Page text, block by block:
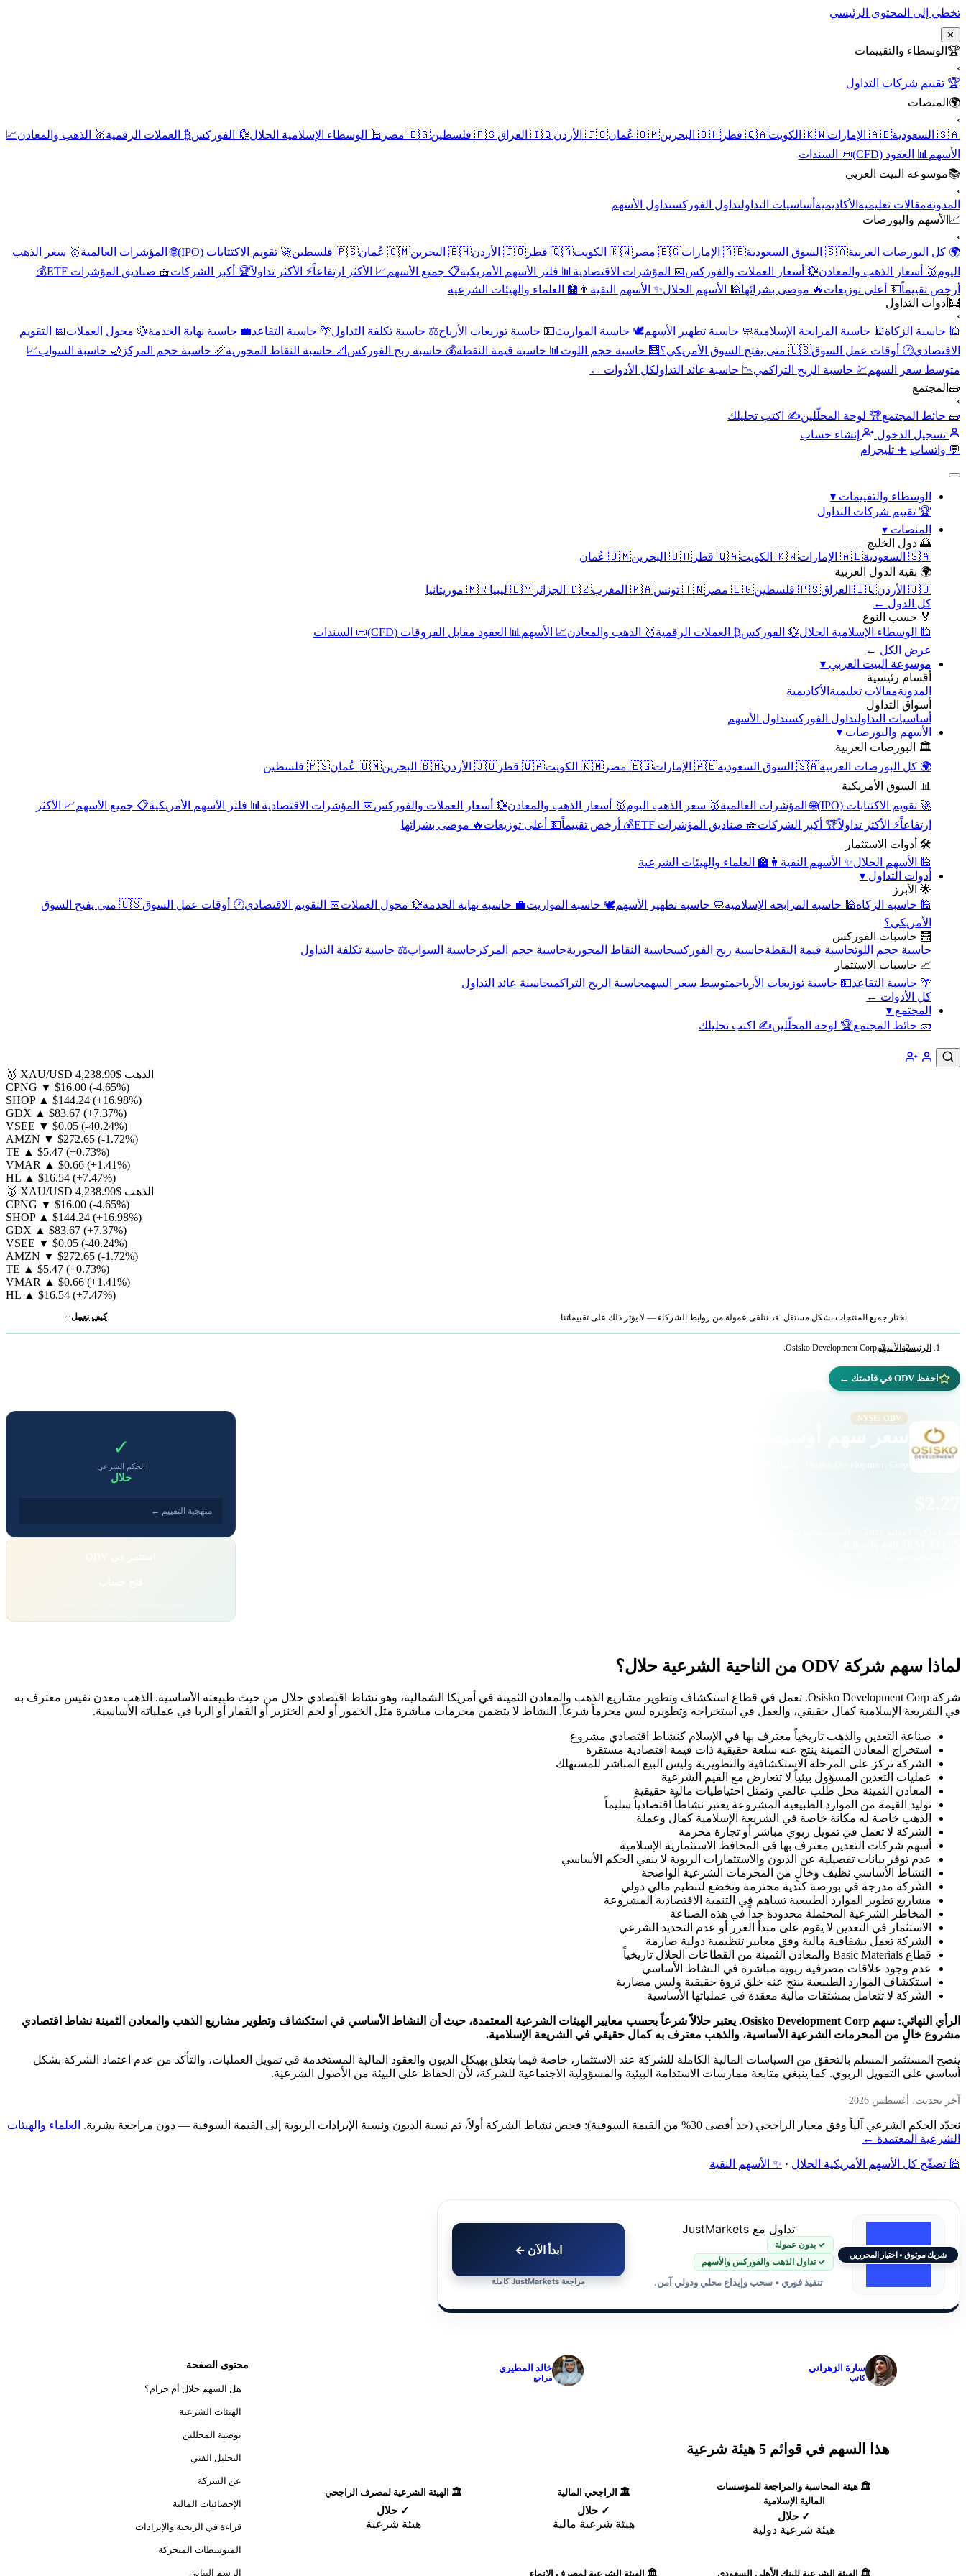
تخطي إلى المحتوى الرئيسي
✕
🏆 الوسطاء والتقييمات
›
🏆 تقييم شركات التداول
🌍 المنصات
›
🇸🇦 السعودية
🇦🇪 الإمارات 🇰🇼 الكويت 🇶🇦 قطر 🇧🇭 البحرين 🇴🇲 عُمان 🇯🇴 الأردن 🇮🇶 العراق 🇵🇸 فلسطين 🇪🇬 مصر 🕌 الوسطاء الإسلامية الحلال💱 الفوركس₿ العملات الرقمية🥇 الذهب والمعادن📈
الأسهم 📊 العقود (CFD)
📜 السندات
📚موسوعة البيت العربي
›
المدونةمقالات تعليمية الأكاديمية أساسيات التداولتداول الفوركستداول الأسهم
📈 الأسهم والبورصات
›
🌍 كل البورصات العربية🇸🇦 السوق السعودية 🇦🇪 الإمارات 🇪🇬 مصر 🇰🇼 الكويت 🇶🇦 قطر 🇯🇴 الأردن 🇧🇭 البحرين 🇴🇲 عُمان 🇵🇸 فلسطين 🚀 تقويم الاكتتابات (IPO) 🌐 المؤشرات العالمية🥇 سعر الذهب
اليوم🥇 أسعار الذهب والمعادن💱 أسعار العملات والفوركس📅 المؤشرات الاقتصادية 📊 فلتر الأسهم الأمريكية📋 جميع الأسهم📈 الأكثر ارتفاعاً⚡ الأكثر تداولاً🏆 أكبر الشركات🧺 صناديق المؤشرات ETF
💰
أرخص تقييماً💵 أعلى توزيعات 🔥 موصى بشرائها🕌 الأسهم الحلال✨ الأسهم النقية 👨‍🏫 العلماء والهيئات الشرعية
🧮 أدوات التداول
›
🕌 حاسبة الزكاة🕌 حاسبة المرابحة الإسلامية🧼 حاسبة تطهير الأسهم🕊️ حاسبة المواريث💵 حاسبة توزيعات الأرباح⚖️ حاسبة تكلفة التداول🌴 حاسبة التقاعد💼 حاسبة نهاية الخدمة💱 محول العملات📅 التقويم
الاقتصادي🕐 أوقات عمل السوق🇺🇸 متى يفتح السوق الأمريكي؟ 🧮 حاسبة حجم اللوت 📊 حاسبة قيمة النقطة💰 حاسبة ربح الفوركس 📐 حاسبة النقاط المحورية📏 حاسبة حجم المركز 🌙 حاسبة السواب📈
متوسط سعر السهم💹 حاسبة الربح التراكمي📉 حاسبة عائد التداولكل الأدوات ←
🧱 المجتمع
›
🧱 حائط المجتمع🏆 لوحة المحلّلين✍️ اكتب تحليلك
تسجيل الدخول
إنشاء حساب
💬 واتساب ✈️ تليجرام
الوسطاء والتقييمات ▾
🏆 تقييم شركات التداول
المنصات ▾
🌅 دول الخليج
🇸🇦 السعودية
🇦🇪 الإمارات 🇰🇼 الكويت 🇶🇦 قطر 🇧🇭 البحرين
🇴🇲 عُمان
🌍 بقية الدول العربية
🇯🇴 الأردن
🇮🇶 العراق 🇵🇸 فلسطين 🇪🇬 مصر 🇹🇳 تونس 🇲🇦 المغرب 🇩🇿 الجزائر 🇱🇾 ليبيا
🇲🇷 موريتانيا
كل الدول ←
🏅 حسب النوع
🕌 الوسطاء الإسلامية الحلال💱 الفوركس₿ العملات الرقمية🥇 الذهب والمعادن📈 الأسهم 📊 العقود مقابل الفروقات (CFD)
📜 السندات
عرض الكل ←
موسوعة البيت العربي ▾
أقسام رئيسية
المدونةمقالات تعليمية الأكاديمية
أسواق التداول
أساسيات التداولتداول الفوركستداول الأسهم
الأسهم والبورصات ▾
🏛️ البورصات العربية
🌍 كل البورصات العربية🇸🇦 السوق السعودية 🇦🇪 الإمارات 🇪🇬 مصر 🇰🇼 الكويت 🇶🇦 قطر 🇯🇴 الأردن 🇧🇭 البحرين 🇴🇲 عُمان
🇵🇸 فلسطين
📊 السوق الأمريكية
🚀 تقويم الاكتتابات (IPO)
🌐 المؤشرات العالمية🥇 سعر الذهب اليوم🥇 أسعار الذهب والمعادن💱 أسعار العملات والفوركس📅 المؤشرات الاقتصادية 📊 فلتر الأسهم الأمريكية📋 جميع الأسهم📈 الأكثر
ارتفاعاً⚡ الأكثر تداولاً🏆 أكبر الشركات🧺 صناديق المؤشرات ETF 💰 أرخص تقييماً💵 أعلى توزيعات 🔥 موصى بشرائها
🛠️ أدوات الاستثمار
🕌 الأسهم الحلال✨ الأسهم النقية 👨‍🏫 العلماء والهيئات الشرعية
أدوات التداول ▾
🌟 الأبرز
🕌 حاسبة الزكاة🕌 حاسبة المرابحة الإسلامية🧼 حاسبة تطهير الأسهم🕊️ حاسبة المواريث💼 حاسبة نهاية الخدمة💱 محول العملات📅 التقويم الاقتصادي🕐 أوقات عمل السوق
🇺🇸 متى يفتح السوق
الأمريكي؟
🧮 حاسبات الفوركس
حاسبة حجم اللوتحاسبة قيمة النقطةحاسبة ربح الفوركسحاسبة النقاط المحوريةحاسبة حجم المركز حاسبة السواب⚖️ حاسبة تكلفة التداول
📈 حاسبات الاستثمار
🌴 حاسبة التقاعد💵 حاسبة توزيعات الأرباحمتوسط سعر السهمحاسبة الربح التراكميحاسبة عائد التداول
كل الأدوات ←
المجتمع ▾
🧱 حائط المجتمع🏆 لوحة المحلّلين✍️ اكتب تحليلك
🥇 XAU/USD الذهب $4,238.90
CPNG ▼ $16.00 (-4.65%)
SHOP ▲ $144.24 (+16.98%)
GDX ▲ $83.67 (+7.37%)
VSEE ▼ $0.05 (-40.24%)
AMZN ▼ $272.65 (-1.72%)
TE ▲ $5.47 (+0.73%)
VMAR ▲ $0.66 (+1.41%)
HL ▲ $16.54 (+7.47%)
🥇 XAU/USD الذهب $4,238.90
CPNG ▼ $16.00 (-4.65%)
SHOP ▲ $144.24 (+16.98%)
GDX ▲ $83.67 (+7.37%)
VSEE ▼ $0.05 (-40.24%)
AMZN ▼ $272.65 (-1.72%)
TE ▲ $5.47 (+0.73%)
VMAR ▲ $0.66 (+1.41%)
HL ▲ $16.54 (+7.47%)
نختار جميع المنتجات بشكل مستقل. قد نتلقى عمولة من روابط الشركاء — لا يؤثر ذلك على تقييماتنا. كيف نعمل
الرئيسية الأسهمOsisko Development Corp.
احفظ ODV في قائمتك ←
NYSE: ODV
Osisko Development Corp. · المواد الأساسية · بورصة نيويورك
✓
الحكم الشرعي
حلال
منهجية التقييم ←
لماذا سهم شركة ODV من الناحية الشرعية حلال؟
شركة Osisko Development Corp. تعمل في قطاع استكشاف وتطوير مشاريع الذهب والمعادن الثمينة في أمريكا الشمالية، وهو نشاط اقتصادي حلال من حيث طبيعته الأساسية. الذهب معدن نفيس معترف به
في الشريعة الإسلامية كمال حقيقي، والعمل في استخراجه وتطويره ليس محرماً شرعاً. النشاط لا يتضمن محرمات مباشرة مثل الخمور أو لحم الخنزير أو القمار أو الربا في عملياته الأساسية.
صناعة التعدين والذهب تاريخياً معترف بها في الإسلام كنشاط اقتصادي مشروع
استخراج المعادن الثمينة ينتج عنه سلعة حقيقية ذات قيمة اقتصادية مستقرة
الشركة تركز على المرحلة الاستكشافية والتطويرية وليس البيع المباشر للمستهلك
عمليات التعدين المسؤول بيئياً لا تتعارض مع القيم الشرعية
المعادن الثمينة محل طلب عالمي وتمثل احتياطيات مالية حقيقية
توليد القيمة من الموارد الطبيعية المشروعة يعتبر نشاطاً اقتصادياً سليماً
الذهب خاصة له مكانة خاصة في الشريعة الإسلامية كمال وعملة
الشركة لا تعمل في تمويل ربوي مباشر أو تجارة محرمة
أسهم شركات التعدين معترف بها في المحافظ الاستثمارية الإسلامية
عدم توفر بيانات تفصيلية عن الديون والاستثمارات الربوية لا ينفي الحكم الأساسي
النشاط الأساسي نظيف وخالٍ من المحرمات الشرعية الواضحة
الشركة مدرجة في بورصة كندية محترمة وتخضع لتنظيم مالي دولي
مشاريع تطوير الموارد الطبيعية تساهم في التنمية الاقتصادية المشروعة
المخاطر الشرعية المحتملة محدودة جداً في هذه الصناعة
الاستثمار في التعدين لا يقوم على مبدأ الغرر أو عدم التحديد الشرعي
الشركة تعمل بشفافية مالية وفق معايير تنظيمية دولية صارمة
قطاع Basic Materials والمعادن الثمينة من القطاعات الحلال تاريخياً
عدم وجود علاقات مصرفية ربوية مباشرة في النشاط الأساسي
استكشاف الموارد الطبيعية ينتج عنه خلق ثروة حقيقية وليس مضاربة
الشركة لا تتعامل بمشتقات مالية معقدة في عملياتها الأساسية
الرأي النهائي: سهم Osisko Development Corp. يعتبر حلالاً شرعاً بحسب معايير الهيئات الشرعية المعتمدة، حيث أن النشاط الأساسي في استكشاف وتطوير مشاريع الذهب والمعادن الثمينة نشاط اقتصادي
مشروع خالٍ من المحرمات الشرعية الأساسية، والذهب معترف به كمال حقيقي في الشريعة الإسلامية.
ينصح المستثمر المسلم بالتحقق من السياسات المالية الكاملة للشركة عند الاستثمار، خاصة فيما يتعلق بهيكل الديون والعقود المالية المستخدمة في تمويل العمليات، والتأكد من عدم اعتماد الشركة بشكل
أساسي على التمويل الربوي. كما ينبغي متابعة ممارسات الاستدامة البيئية والمسؤولية الاجتماعية للشركة، لأن الحفاظ على البيئة من الأصول الشرعية.
آخر تحديث: أغسطس 2026
نحدّد الحكم الشرعي آلياً وفق معيار الراجحي (حد أقصى 30% من القيمة السوقية): فحص نشاط الشركة أولاً، ثم نسبة الديون ونسبة الإيرادات الربوية إلى القيمة السوقية — دون مراجعة بشرية.
العلماء والهيئات
الشرعية المعتمدة ←
🕌 تصفّح كل الأسهم الأمريكية الحلال · ✨ الأسهم النقية
شريك موثوق • اختيار المحررين
تداول مع JustMarkets
✓ بدون عمولة
✓ تداول الذهب والفوركس والأسهم
تنفيذ فوري • سحب وإيداع محلي ودولي آمن.
ابدأ الآن ←
مراجعة JustMarkets كاملة
محتوى الصفحة
هل السهم حلال أم حرام؟
الهيئات الشرعية
توصية المحللين
التحليل الفني
عن الشركة
الإحصائيات المالية
قراءة في الربحية والإيرادات
المتوسطات المتحركة
الرسم البياني
سارة الزهراني
كاتب
خالد المطيري
مراجع
هذا السهم في قوائم 5 هيئة شرعية
🏛️ هيئة المحاسبة والمراجعة للمؤسسات
المالية الإسلامية
✓ حلال
هيئة شرعية دولية
🏛️ الراجحي المالية
✓ حلال
هيئة شرعية مالية
🏛️ الهيئة الشرعية لمصرف الراجحي
✓ حلال
هيئة شرعية
🏛️ الهيئة الشرعية للبنك الأهلي السعودي 🏛️ الهيئة الشرعية لمصرف الإنماء